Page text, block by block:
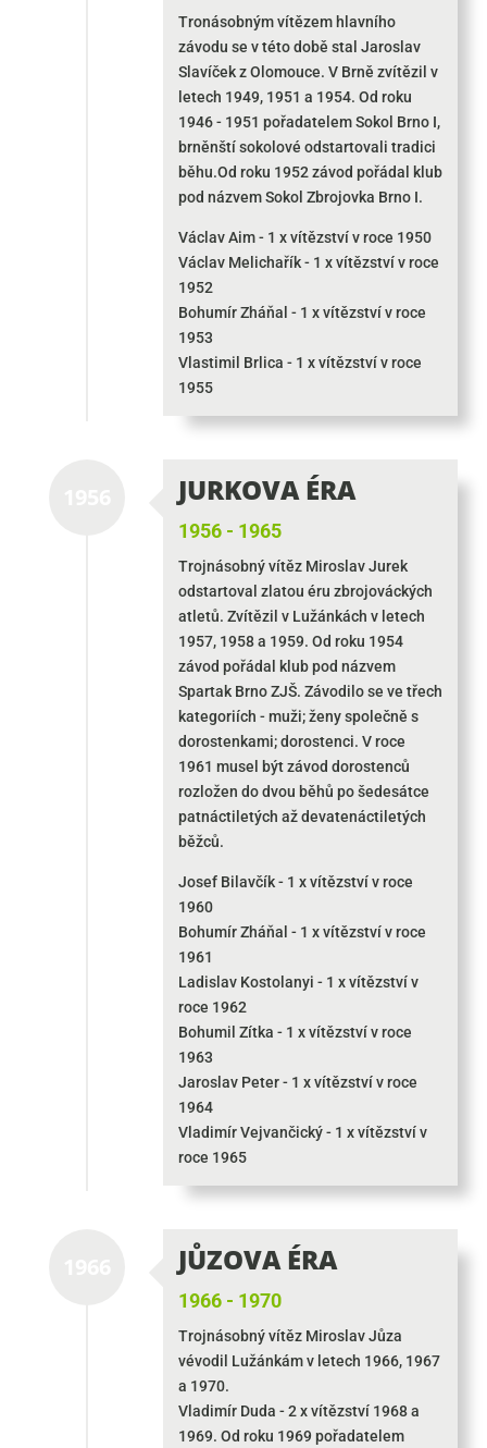
Tronásobným vítězem hlavního
závodu se v této době stal Jaroslav
Slavíček z Olomouce. V Brně zvítězil v
letech 1949, 1951 a 1954. Od roku
1946 - 1951 pořadatelem Sokol Brno I,
brněnští sokolové odstartovali tradici
běhu.Od roku 1952 závod pořádal klub
pod názvem Sokol Zbrojovka Brno I.
Václav Aim - 1 x vítězství v roce 1950
Václav Melichařík - 1 x vítězství v roce
1952
Bohumír Zháňal - 1 x vítězství v roce
1953
Vlastimil Brlica - 1 x vítězství v roce
1955
JURKOVA ÉRA
1956 - 1965
Trojnásobný vítěz Miroslav Jurek
odstartoval zlatou éru zbrojováckých
atletů. Zvítězil v Lužánkách v letech
1957, 1958 a 1959. Od roku 1954
závod pořádal klub pod názvem
Spartak Brno ZJŠ. Závodilo se ve třech
kategoriích - muži; ženy společně s
dorostenkami; dorostenci. V roce
1961 musel být závod dorostenců
rozložen do dvou běhů po šedesátce
patnáctiletých až devatenáctiletých
běžců.
Josef Bilavčík - 1 x vítězství v roce
1960
Bohumír Zháňal - 1 x vítězství v roce
1961
Ladislav Kostolanyi - 1 x vítězství v
roce 1962
Bohumil Zítka - 1 x vítězství v roce
1963
Jaroslav Peter - 1 x vítězství v roce
1964
Vladimír Vejvančický - 1 x vítězství v
roce 1965
JŮZOVA ÉRA
1966 - 1970
Trojnásobný vítěz Miroslav Jůza
vévodil Lužánkám v letech 1966, 1967
a 1970.
Vladimír Duda - 2 x vítězství 1968 a
1969. Od roku 1969 pořadatelem